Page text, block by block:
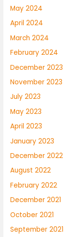
May 2024
April 2024
March 2024
February 2024
December 2023
November 2023
July 2023
May 2023
April 2023
January 2023
December 2022
August 2022
February 2022
December 2021
October 2021
September 2021